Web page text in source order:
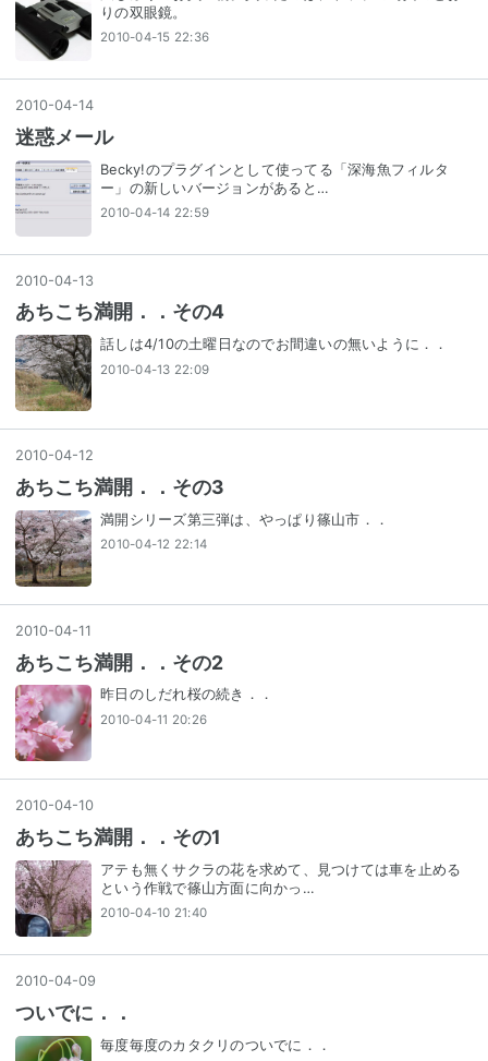
りの双眼鏡。
2010-04-15 22:36
2010-04-14
迷惑メール
Becky!のプラグインとして使ってる「深海魚フィルタ
ー」の新しいバージョンがあると…
2010-04-14 22:59
2010-04-13
あちこち満開．．その4
話しは4/10の土曜日なのでお間違いの無いように．．
2010-04-13 22:09
2010-04-12
あちこち満開．．その3
満開シリーズ第三弾は、やっぱり篠山市．．
2010-04-12 22:14
2010-04-11
あちこち満開．．その2
昨日のしだれ桜の続き．．
2010-04-11 20:26
2010-04-10
あちこち満開．．その1
アテも無くサクラの花を求めて、見つけては車を止める
という作戦で篠山方面に向かっ…
2010-04-10 21:40
2010-04-09
ついでに．．
毎度毎度のカタクリのついでに．．